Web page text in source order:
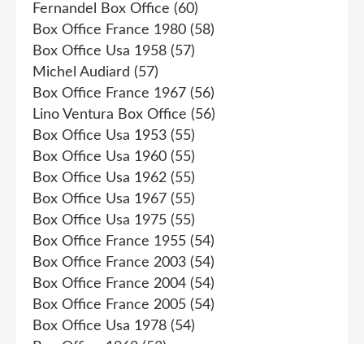
Fernandel Box Office (60)
Box Office France 1980 (58)
Box Office Usa 1958 (57)
Michel Audiard (57)
Box Office France 1967 (56)
Lino Ventura Box Office (56)
Box Office Usa 1953 (55)
Box Office Usa 1960 (55)
Box Office Usa 1962 (55)
Box Office Usa 1967 (55)
Box Office Usa 1975 (55)
Box Office France 1955 (54)
Box Office France 2003 (54)
Box Office France 2004 (54)
Box Office France 2005 (54)
Box Office Usa 1978 (54)